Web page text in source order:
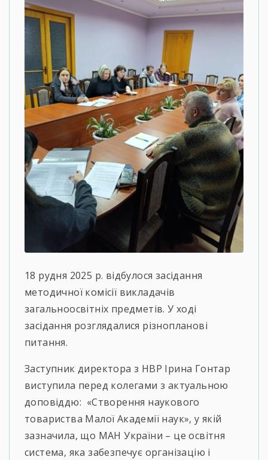
18 рудня 2025 р. відбулося засідання
методичної комісії викладачів
загальноосвітніх предметів. У ході
засідання розглядалися різнопланові
питання.
Заступник директора з НВР Ірина Гонтар
виступила перед колегами з актуальною
доповіддю: «Створення наукового
товариства Малої Академії наук», у якій
зазначила, що МАН України – це освітня
система, яка забезпечує організацію і